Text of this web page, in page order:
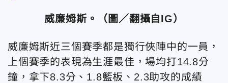
威廉姆斯。（圖／翻攝自IG）
威廉姆斯近三個賽季都是獨行俠陣中的一員，
上個賽季的表現為生涯最佳，場均打14.8分
鐘，拿下8.3分、1.8籃板、2.3助攻的成績